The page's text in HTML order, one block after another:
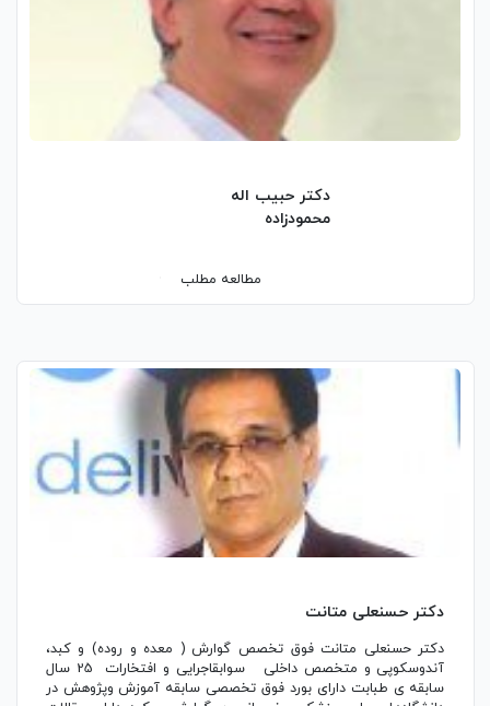
دکتر حبیب اله
محمودزاده
مطالعه مطلب
دکتر حسنعلی متانت
دکتر حسنعلی متانت فوق تخصص گوارش ( معده و روده) و کبد،
آندوسکوپی و متخصص داخلی سوابقاجرایی و افتخارات 25 سال
سابقه ی طبابت دارای بورد فوق تخصصی سابقه آموزش وپژوهش در